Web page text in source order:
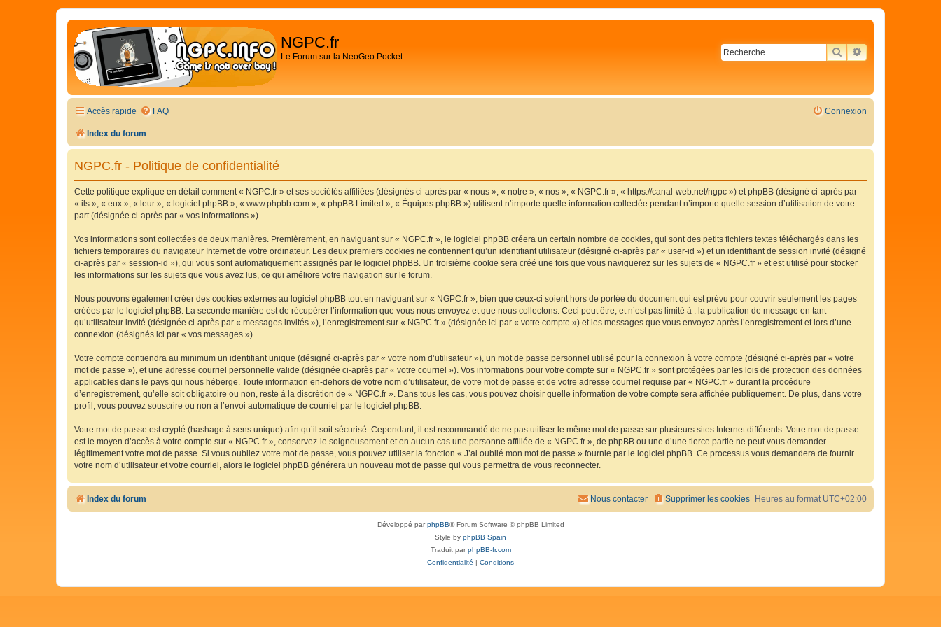
NGPC.fr
Le Forum sur la NeoGeo Pocket RECHERCHER
RECHERCHE
Accès rapide FAQ Connexion
Index du forum
NGPC.fr - Politique de confidentialité
Cette politique explique en détail comment « NGPC.fr » et ses sociétés affiliées (désignés ci-après par « nous », « notre », « nos », « NGPC.fr », « https://canal-web.net/ngpc ») et phpBB (désigné ci-après par
« ils », « eux », « leur », « logiciel phpBB », « www.phpbb.com », « phpBB Limited », « Équipes phpBB ») utilisent n’importe quelle information collectée pendant n’importe quelle session d’utilisation de votre
part (désignée ci-après par « vos informations »).
Vos informations sont collectées de deux manières. Premièrement, en naviguant sur « NGPC.fr », le logiciel phpBB créera un certain nombre de cookies, qui sont des petits fichiers textes téléchargés dans les
fichiers temporaires du navigateur Internet de votre ordinateur. Les deux premiers cookies ne contiennent qu’un identifiant utilisateur (désigné ci-après par « user-id ») et un identifiant de session invité (désigné
ci-après par « session-id »), qui vous sont automatiquement assignés par le logiciel phpBB. Un troisième cookie sera créé une fois que vous naviguerez sur les sujets de « NGPC.fr » et est utilisé pour stocker
les informations sur les sujets que vous avez lus, ce qui améliore votre navigation sur le forum.
Nous pouvons également créer des cookies externes au logiciel phpBB tout en naviguant sur « NGPC.fr », bien que ceux-ci soient hors de portée du document qui est prévu pour couvrir seulement les pages
créées par le logiciel phpBB. La seconde manière est de récupérer l’information que vous nous envoyez et que nous collectons. Ceci peut être, et n’est pas limité à : la publication de message en tant
qu’utilisateur invité (désignée ci-après par « messages invités »), l’enregistrement sur « NGPC.fr » (désignée ici par « votre compte ») et les messages que vous envoyez après l’enregistrement et lors d’une
connexion (désignés ici par « vos messages »).
Votre compte contiendra au minimum un identifiant unique (désigné ci-après par « votre nom d’utilisateur »), un mot de passe personnel utilisé pour la connexion à votre compte (désigné ci-après par « votre
mot de passe »), et une adresse courriel personnelle valide (désignée ci-après par « votre courriel »). Vos informations pour votre compte sur « NGPC.fr » sont protégées par les lois de protection des données
applicables dans le pays qui nous héberge. Toute information en-dehors de votre nom d’utilisateur, de votre mot de passe et de votre adresse courriel requise par « NGPC.fr » durant la procédure
d’enregistrement, qu’elle soit obligatoire ou non, reste à la discrétion de « NGPC.fr ». Dans tous les cas, vous pouvez choisir quelle information de votre compte sera affichée publiquement. De plus, dans votre
profil, vous pouvez souscrire ou non à l’envoi automatique de courriel par le logiciel phpBB.
Votre mot de passe est crypté (hashage à sens unique) afin qu’il soit sécurisé. Cependant, il est recommandé de ne pas utiliser le même mot de passe sur plusieurs sites Internet différents. Votre mot de passe
est le moyen d’accès à votre compte sur « NGPC.fr », conservez-le soigneusement et en aucun cas une personne affiliée de « NGPC.fr », de phpBB ou une d’une tierce partie ne peut vous demander
légitimement votre mot de passe. Si vous oubliez votre mot de passe, vous pouvez utiliser la fonction « J’ai oublié mon mot de passe » fournie par le logiciel phpBB. Ce processus vous demandera de fournir
votre nom d’utilisateur et votre courriel, alors le logiciel phpBB générera un nouveau mot de passe qui vous permettra de vous reconnecter.
Index du forum Heures au format UTC+02:00
Supprimer les cookies
Nous contacter
Développé parphpBB® Forum Software © phpBB Limited
Style by phpBB Spain
Traduit parphpBB-fr.com
Confidentialité
Conditions